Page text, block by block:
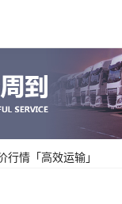
行情「高效运输」